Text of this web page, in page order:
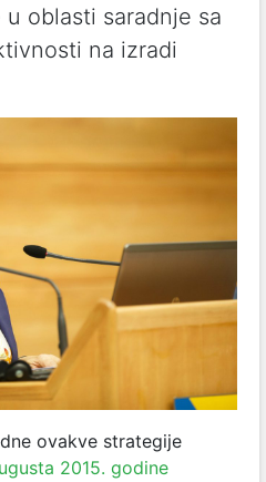
oblasti saradnje sa
na izradi
ovakve strategije
2015. godine